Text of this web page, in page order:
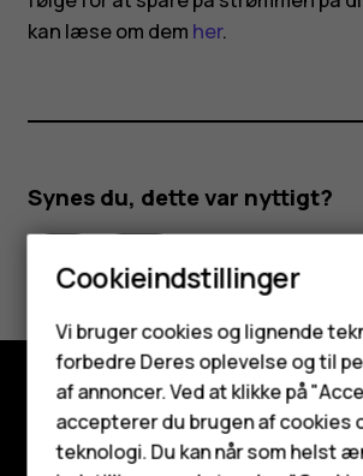
Smartphones
Feature-
Tilbehør
kan læse om dem her.
Synes du, dette var nyttigt?
Udforsk
Cookieindstillinger
Vi bruger cookies og lignende
forbedre Deres oplevelse og til
af annoncer. Ved at klikke på
accepterer du brugen af cookies
teknologi. Du kan når som helst